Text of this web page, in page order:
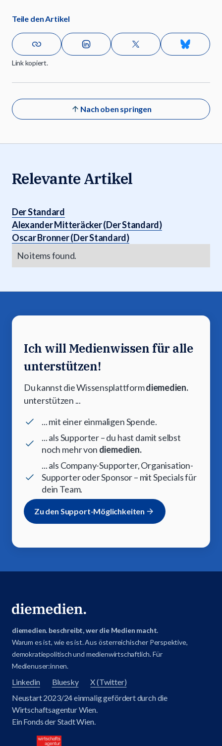
Teile den Artikel
Link kopiert.
Nach oben springen
Relevante Artikel
Der Standard
Alexander Mitteräcker (Der Standard)
Oscar Bronner (Der Standard)
No items found.
Ich will Medienwissen für alle
unterstützen!
Du kannst die Wissensplattformdiemedien.
unterstützen ...
... mit einer einmaligen Spende.
... als Supporter – du hast damit selbst
noch mehr von diemedien.
... als Company-Supporter, Organisation-
Supporter oder Sponsor – mit Specials für
dein Team.
Zu den Support-Möglichkeiten
diemedien. beschreibt, wer die Medien macht.
Warum es ist, wie es ist. Aus österreichischer Perspektive,
demokratiepolitisch und medienwirtschaftlich. Für
Medienuser:innen.
Linkedin Bluesky
X (Twitter)
Neustart 2023/24 einmalig gefördert durch die
Wirtschaftsagentur Wien.
Ein Fonds der Stadt Wien.